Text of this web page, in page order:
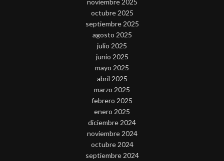
noviembre 2025
octubre 2025
septiembre 2025
agosto 2025
julio 2025
junio 2025
mayo 2025
abril 2025
marzo 2025
febrero 2025
enero 2025
diciembre 2024
noviembre 2024
octubre 2024
septiembre 2024